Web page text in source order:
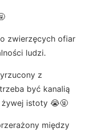
zwierzęcych ofiar
ludzi.
z
być kanalią
istoty 😭🤬
między